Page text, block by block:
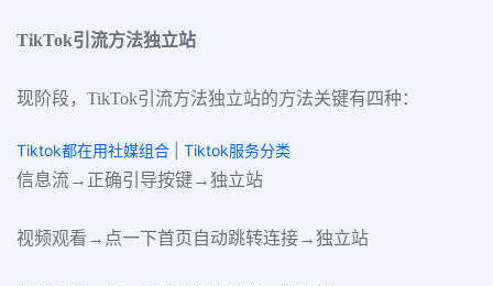
TikTok引流方法独立站
现阶段，TikTok引流方法独立站的方法关键有四种：
Tiktok都在用社媒组合
Tiktok服务分类
信息流→正确引导按键→独立站
视频观看→点一下首页自动跳转连接→独立站